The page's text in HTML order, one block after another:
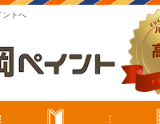
ントへ